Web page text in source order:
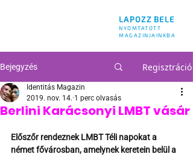
LAPOZZ BELE
NYOMTATOTT
MAGAZINJAINKBA
Bejegyzés Regisztráció
Berlini Karácsonyi LMBT vásár
Identitás Magazin
2019. nov. 14. 1 perc olvasás
Előszőr rendeznek LMBT Téli napokat a
német fővárosban, amelynek keretein belül a